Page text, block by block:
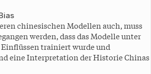
chinesischen Modellen auch, muss
werden, dass das Modelle unter
trainiert wurde und
eine Interpretation der Historie Chinas